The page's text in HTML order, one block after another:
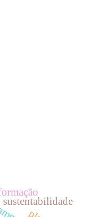
sustentabilidade